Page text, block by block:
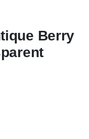
Berry